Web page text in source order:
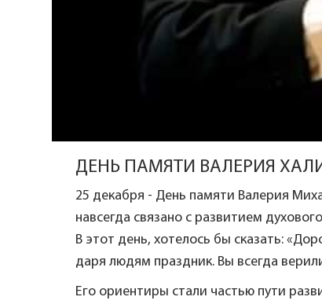
ДЕНЬ ПАМЯТИ ВАЛЕРИЯ
25 декабря - День памяти Валерия
навсегда связано с развитием
В этот день, хотелось бы сказать:
даря людям праздник. Вы всегда
Его ориентиры стали частью пути